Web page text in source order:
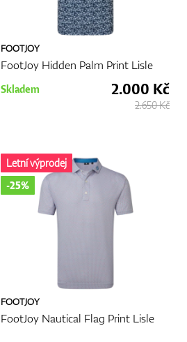
FOOTJOY
FootJoy Hidden Palm Print Lisle
Skladem 2.000 Kč
2.650 Kč
FOOTJOY
FootJoy Nautical Flag Print Lisle
Letní výprodej
-25%